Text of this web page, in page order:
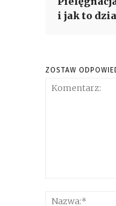
i jak to
ZOSTAW